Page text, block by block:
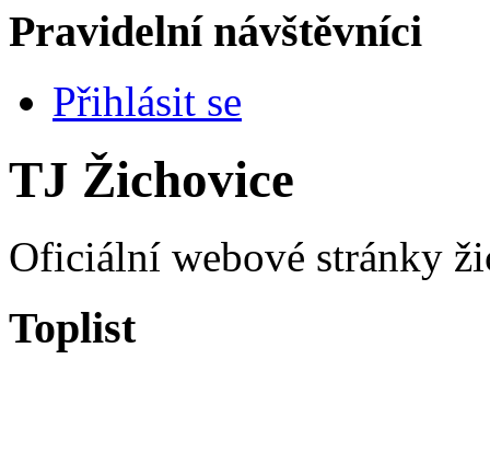
Pravidelní návštěvníci
Přihlásit se
TJ Žichovice
Oficiální webové stránky
Toplist